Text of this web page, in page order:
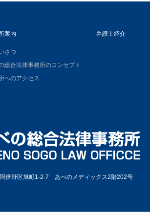
案内
さつ
総合法律事務所のコンセプト
へのアクセス
弁護士紹介
倍野区旭町1-2-7 あべのメディックス2階202号